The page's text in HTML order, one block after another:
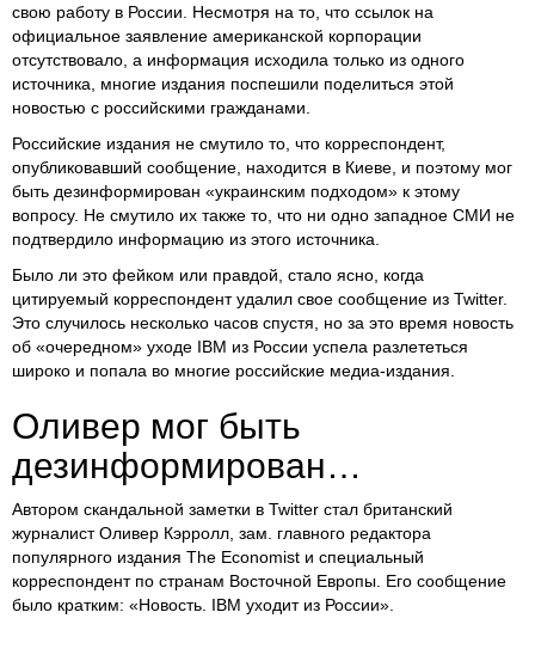
свою работу в России. Несмотря на то, что ссылок на
официальное заявление американской корпорации
отсутствовало, а информация исходила только из одного
источника, многие издания поспешили поделиться этой
новостью с российскими гражданами.
Российские издания не смутило то, что корреспондент,
опубликовавший сообщение, находится в Киеве, и поэтому мог
быть дезинформирован «украинским подходом» к этому
вопросу. Не смутило их также то, что ни одно западное СМИ не
подтвердило информацию из этого источника.
Было ли это фейком или правдой, стало ясно, когда
цитируемый корреспондент удалил свое сообщение из Twitter.
Это случилось несколько часов спустя, но за это время новость
об «очередном» уходе IBM из России успела разлететься
широко и попала во многие российские медиа-издания.
Оливер мог быть
дезинформирован…
Автором скандальной заметки в Twitter стал британский
журналист Оливер Кэрролл, зам. главного редактора
популярного издания The Economist и специальный
корреспондент по странам Восточной Европы. Его сообщение
было кратким: «Новость. IBM уходит из России».